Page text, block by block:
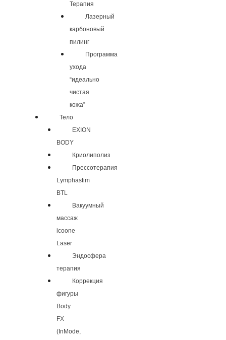
Терапия
Лазерный
карбоновый
пилинг
Программа
ухода
“идеально
чистая
кожа”
Тело
EXION
BODY
Криолиполиз
Прессотерапия
Lymphastim
BTL
Вакуумный
массаж
icoone
Laser
Эндосфера
терапия
Коррекция
фигуры
Body
FX
(InMode,